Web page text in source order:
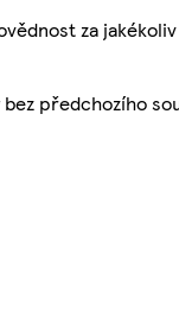
za
předchozího